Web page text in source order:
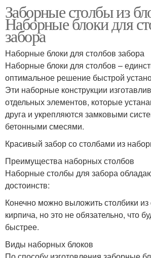
Заборные столбы из
Наборные блоки для
забора
Наборные блоки для столбов забора
Наборные блоки для столбов –
оптимальное решение быстрой
Эти наборные конструкции
отдельных элементов, которые
друга и укрепляются замковыми
бетонными смесями.
Красивый забор со столбами из
Преимущества наборных столбов
Наборные столбы для забора
достоинств:
Конечно можно выложить столбики из
кирпича, но это не обязательно, что
быстрее.
Виды наборных блоков